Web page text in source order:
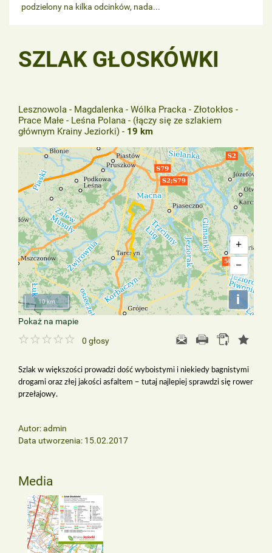
podzielony na kilka odcinków, nada...
SZLAK GŁOSKÓWKI
Lesznowola - Magdalenka - Wólka Pracka - Złotokłos -
Prace Małe - Leśna Polana - (łączy się ze szlakiem
głównym Krainy Jeziorki) - 19 km
+
−
i
10 km
Pokaż na mapie
0 głosy
Szlak w większości prowadzi dość wyboistymi i niekiedy bagnistymi
drogami oraz złej jakości asfaltem – tutaj najlepiej sprawdzi się rower
przełajowy.
Autor: admin
Data utworzenia: 15.02.2017
Media